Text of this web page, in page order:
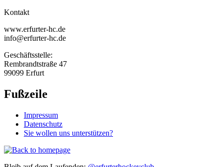
Kontakt
www.erfurter-hc.de
info@erfurter-hc.de
Geschäftsstelle:
Rembrandtstraße 47
99099 Erfurt
Fußzeile
Impressum
Datenschutz
Sie wollen uns unterstützen?